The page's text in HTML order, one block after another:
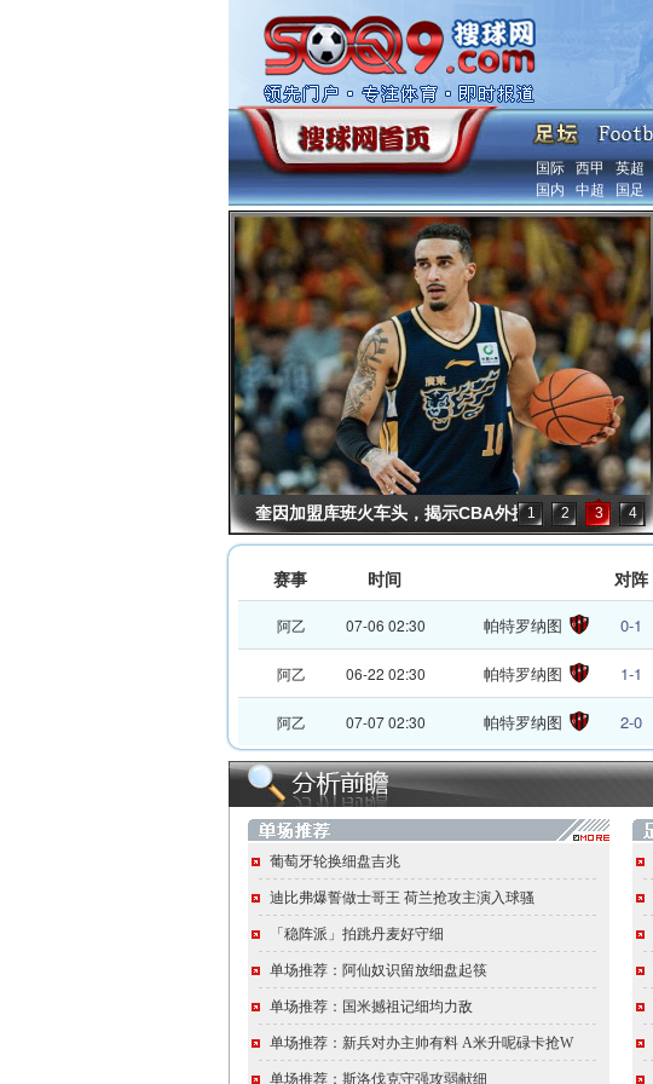
国际 西甲 英超
国内
中超 国足
奎因加盟库班火车头，揭示CBA外援
新趋
1 2 3 4
赛事 时间 对阵
阿乙 07-06 02:30 帕特罗纳图 0-1
阿乙 06-22 02:30 帕特罗纳图 1-1
阿乙 07-07 02:30 帕特罗纳图 2-0
葡萄牙轮换细盘吉兆
迪比弗爆誓做士哥王 荷兰抢攻主演入球骚
「稳阵派」拍跳丹麦好守细
单场推荐：阿仙奴识留放细盘起筷
单场推荐：国米撼祖记细均力敌
单场推荐：新兵对办主帅有料 A米升呢碌卡抢W
单场推荐：斯洛伐克守强攻弱献细